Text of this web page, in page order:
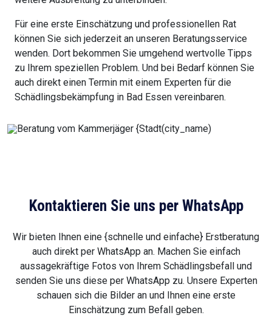
Für eine erste Einschätzung und professionellen Rat
können Sie sich jederzeit an unseren Beratungsservice
wenden. Dort bekommen Sie umgehend wertvolle Tipps
zu Ihrem speziellen Problem. Und bei Bedarf können Sie
auch direkt einen Termin mit einem Experten für die
Schädlingsbekämpfung in Bad Essen vereinbaren.
Kontaktieren Sie uns per WhatsApp
Wir bieten Ihnen eine {schnelle und einfache} Erstberatung
auch direkt per WhatsApp an. Machen Sie einfach
aussagekräftige Fotos von Ihrem Schädlingsbefall und
senden Sie uns diese per WhatsApp zu. Unsere Experten
schauen sich die Bilder an und Ihnen eine erste
Einschätzung zum Befall geben.